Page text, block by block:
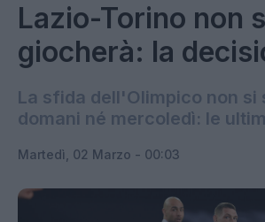
Lazio-Torino non
giocherà: la
La sfida dell'Olimpico non si
domani né mercoledì: le
Martedì, 02 Marzo - 00:03